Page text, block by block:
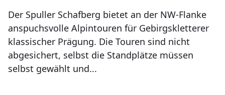
Der Spuller Schafberg bietet an der NW-Flanke
anspuchsvolle Alpintouren für Gebirgskletterer
klassischer Prägung. Die Touren sind nicht
abgesichert, selbst die Standplätze müssen
selbst gewählt und...